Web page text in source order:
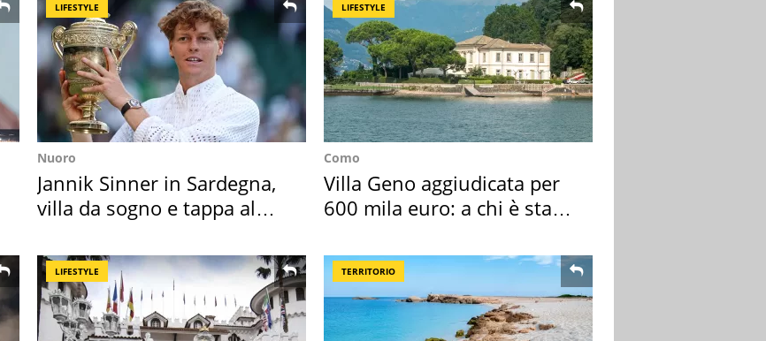
LIFESTYLE
Nuoro
Jannik Sinner in Sardegna,
villa da sogno e tappa al
LIFESTYLE
Como
Villa Geno aggiudicata per
600 mila euro: a chi è stata
LIFESTYLE TERRITORIO